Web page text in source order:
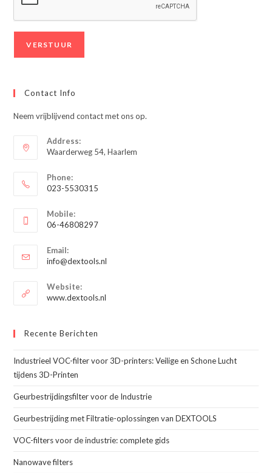
Contact Info
Neem vrijblijvend contact met ons op.
Address:
Waarderweg 54, Haarlem
Phone:
023-5530315
in
je
toepassing
Mobile:
06-46808297
in
je
toepassing
Email:
info@dextools.nl
Website:
www.dextools.nl
Recente Berichten
Industrieel VOC-filter voor 3D-printers: Veilige en Schone Lucht
tijdens 3D-Printen
Geurbestrijdingsfilter voor de Industrie
Geurbestrijding met Filtratie-oplossingen van DEXTOOLS
VOC-filters voor de industrie: complete gids
Nanowave filters